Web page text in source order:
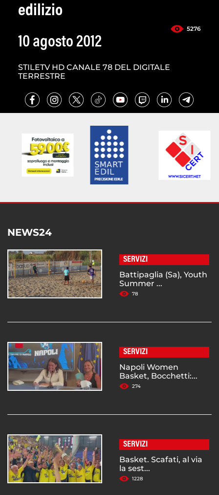
edilizio
5276
10 agosto 2012
STILETV HD CANALE 78 DEL DIGITALE
TERRESTRE
NEWS24
SERVIZI
Battipaglia (Sa), Youth
Summer ...
78
SERVIZI
Napoli Women
Basket, Bocchetti:...
274
SERVIZI
Basket. Scafati, al via
la sest...
1228